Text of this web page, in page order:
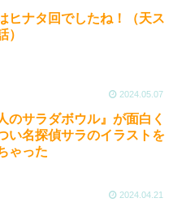
ヒナタ回でしたね！（天ス
）
2024.05.07
のサラダボウル』が面白く
い名探偵サラのイラストを
ゃった
2024.04.21